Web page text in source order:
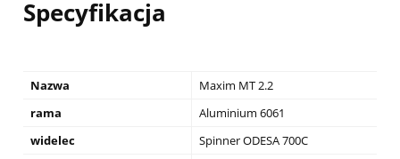
Specyfikacja
Nazwa
Maxim MT 2.2
rama
Aluminium 6061
widelec
Spinner ODESA 700C